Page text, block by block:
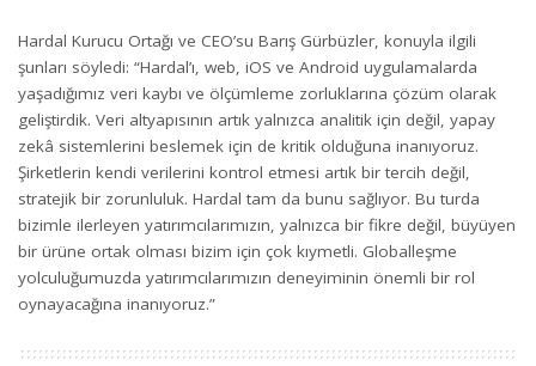
Hardal Kurucu Ortağı ve CEO’su Barış Gürbüzler, konuyla ilgili
şunları söyledi: “Hardal’ı, web, iOS ve Android uygulamalarda
yaşadığımız veri kaybı ve ölçümleme zorluklarına çözüm olarak
geliştirdik. Veri altyapısının artık yalnızca analitik için değil, yapay
zekâ sistemlerini beslemek için de kritik olduğuna inanıyoruz.
Şirketlerin kendi verilerini kontrol etmesi artık bir tercih değil,
stratejik bir zorunluluk. Hardal tam da bunu sağlıyor. Bu turda
bizimle ilerleyen yatırımcılarımızın, yalnızca bir fikre değil, büyüyen
bir ürüne ortak olması bizim için çok kıymetli. Globalleşme
yolculuğumuzda yatırımcılarımızın deneyiminin önemli bir rol
oynayacağına inanıyoruz.”